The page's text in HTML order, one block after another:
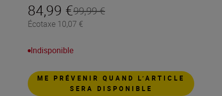
84,99 €99,99 €
Écotaxe 10,07 €
Indisponible
ME PRÉVENIR QUAND L’ARTICLE
SERA DISPONIBLE